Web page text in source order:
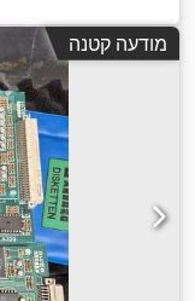
מודעה קטנה